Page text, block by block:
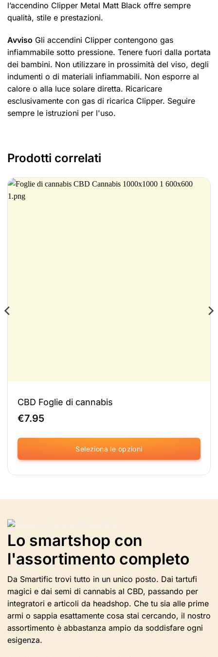
l’accendino Clipper Metal Matt Black offre sempre
qualità, stile e prestazioni.
Avviso Gli accendini Clipper contengono gas
infiammabile sotto pressione. Tenere fuori dalla portata
dei bambini. Non utilizzare in prossimità del viso, degli
indumenti o di materiali infiammabili. Non esporre al
calore o alla luce solare diretta. Ricaricare
esclusivamente con gas di ricarica Clipper. Seguire
sempre le istruzioni per l'uso.
Prodotti correlati
CBD Foglie di cannabis
€7.95
Seleziona le opzioni
Questo
prodotto
Le
opzioni
possono
essere
selezionate
nella
pagina
del
prodotto
Lo smartshop con
l'assortimento completo
Da Smartific trovi tutto in un unico posto. Dai tartufi
magici e dai semi di cannabis al CBD, passando per
integratori e articoli da headshop. Che tu sia alle prime
armi o sappia esattamente cosa stai cercando, il nostro
assortimento è abbastanza ampio da soddisfare ogni
esigenza.